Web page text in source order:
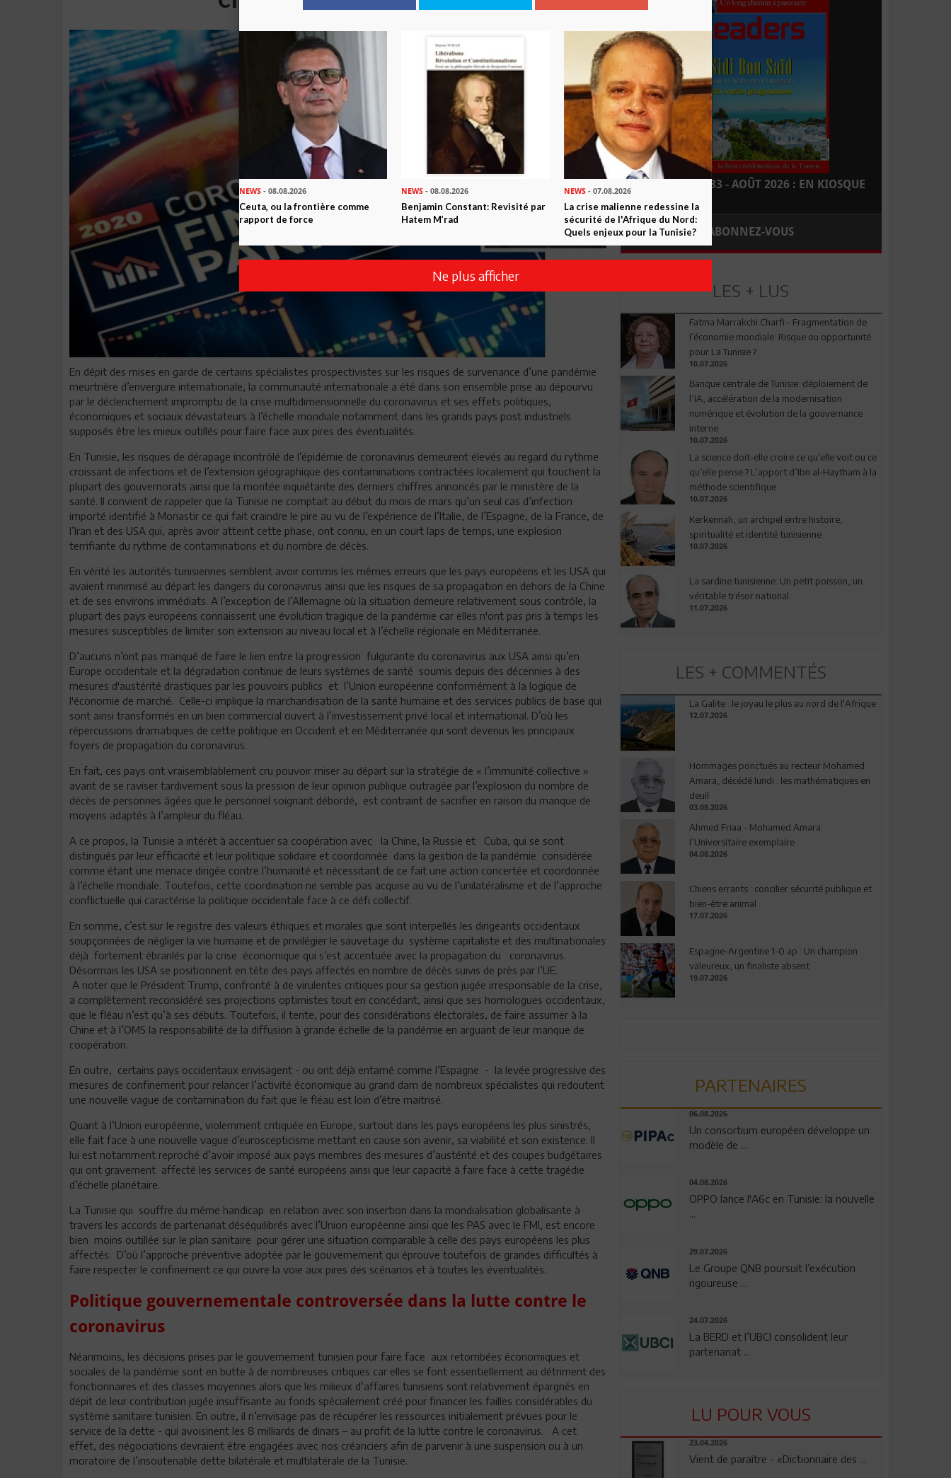
En dépit des mises en garde de certains spécialistes prospectivistes sur les risques de survenance d’une pandémie
meurtrière d’envergure internationale, la communauté internationale a été dans son ensemble prise au dépourvu
par le déclenchement impromptu de la crise multidimensionnelle du coronavirus et ses effets politiques,
économiques et sociaux dévastateurs à l’échelle mondiale notamment dans les grands pays post industriels
supposés être les mieux outillés pour faire face aux pires des éventualités.
En Tunisie, les risques de dérapage incontrôlé de l’épidémie de coronavirus demeurent élevés au regard du rythme
croissant de infections et de l’extension géographique des contaminations contractées localement qui touchent la
plupart des gouvernorats ainsi que la montée inquiétante des derniers chiffres annoncés par le ministère de la
santé. Il convient de rappeler que la Tunisie ne comptait au début du mois de mars qu’un seul cas d’infection
importé identifié à Monastir ce qui fait craindre le pire au vu de l’expérience de l’Italie, de l’Espagne, de la France, de
l’Iran et des USA qui, après avoir atteint cette phase, ont connu, en un court laps de temps, une explosion
terrifiante du rythme de contaminations et du nombre de décès.
En vérité les autorités tunisiennes semblent avoir commis les mêmes erreurs que les pays européens et les USA qui
avaient minimisé au départ les dangers du coronavirus ainsi que les risques de sa propagation en dehors de la Chine
et de ses environs immédiats. A l’exception de l’Allemagne où la situation demeure relativement sous contrôle, la
plupart des pays européens connaissent une évolution tragique de la pandémie car elles n'ont pas pris à temps les
mesures susceptibles de limiter son extension au niveau local et à l’échelle régionale en Méditerranée.
D’aucuns n’ont pas manqué de faire le lien entre la progression fulgurante du coronavirus aux USA ainsi qu’en
Europe occidentale et la dégradation continue de leurs systèmes de santé soumis depuis des décennies à des
mesures d'austérité drastiques par les pouvoirs publics et l’Union européenne conformément à la logique de
l'économie de marché. Celle-ci implique la marchandisation de la santé humaine et des services publics de base qui
sont ainsi transformés en un bien commercial ouvert à l’investissement privé local et international. D’où les
répercussions dramatiques de cette politique en Occident et en Méditerranée qui sont devenus les principaux
foyers de propagation du coronavirus.
En fait, ces pays ont vraisemblablement cru pouvoir miser au départ sur la stratégie de « l’immunité collective »
avant de se raviser tardivement sous la pression de leur opinion publique outragée par l’explosion du nombre de
décès de personnes âgées que le personnel soignant débordé, est contraint de sacrifier en raison du manque de
moyens adaptés à l’ampleur du fléau.
A ce propos, la Tunisie a intérêt à accentuer sa coopération avec la Chine, la Russie et Cuba, qui se sont
distingués par leur efficacité et leur politique solidaire et coordonnée dans la gestion de la pandémie considérée
comme étant une menace dirigée contre l’humanité et nécessitant de ce fait une action concertée et coordonnée
à l’échelle mondiale. Toutefois, cette coordination ne semble pas acquise au vu de l’unilatéralisme et de l’approche
conflictuelle qui caractérise la politique occidentale face à ce défi collectif.
En somme, c’est sur le registre des valeurs éthiques et morales que sont interpellés les dirigeants occidentaux
soupçonnées de négliger la vie humaine et de privilégier le sauvetage du système capitaliste et des multinationales
déjà fortement ébranlés par la crise économique qui s’est accentuée avec la propagation du coronavirus.
Désormais les USA se positionnent en tête des pays affectés en nombre de décès suivis de près par l’UE.
A noter que le Président Trump, confronté à de virulentes critiques pour sa gestion jugée irresponsable de la crise,
a complètement reconsidéré ses projections optimistes tout en concédant, ainsi que ses homologues occidentaux,
que le fléau n’est qu’à ses débuts. Toutefois, il tente, pour des considérations électorales, de faire assumer à la
Chine et à l’OMS la responsabilité de la diffusion à grande échelle de la pandémie en arguant de leur manque de
coopération.
En outre, certains pays occidentaux envisagent - ou ont déjà entamé comme l’Espagne - la levée progressive des
mesures de confinement pour relancer l’activité économique au grand dam de nombreux spécialistes qui redoutent
une nouvelle vague de contamination du fait que le fléau est loin d’être maitrisé.
Quant à l’Union européenne, violemment critiquée en Europe, surtout dans les pays européens les plus sinistrés,
elle fait face à une nouvelle vague d’euroscepticisme mettant en cause son avenir, sa viabilité et son existence. Il
lui est notamment reproché d’avoir imposé aux pays membres des mesures d’austérité et des coupes budgétaires
qui ont gravement affecté les services de santé européens ainsi que leur capacité à faire face à cette tragédie
d’échelle planétaire.
La Tunisie qui souffre du même handicap en relation avec son insertion dans la mondialisation globalisante à
travers les accords de partenariat déséquilibrés avec l’Union européenne ainsi que les PAS avec le FMI, est encore
bien moins outillée sur le plan sanitaire pour gérer une situation comparable à celle des pays européens les plus
affectés. D’où l’approche préventive adoptée par le gouvernement qui éprouve toutefois de grandes difficultés à
faire respecter le confinement ce qui ouvre la voie aux pires des scénarios et à toutes les éventualités.
Politique gouvernementale controversée dans la lutte contre le
coronavirus
Néanmoins, les décisions prises par le gouvernement tunisien pour faire face aux retombées économiques et
sociales de la pandémie sont en butte à de nombreuses critiques car elles se font essentiellement au détriment des
fonctionnaires et des classes moyennes alors que les milieux d’affaires tunisiens sont relativement épargnés en
dépit de leur contribution jugée insuffisante au fonds spécialement créé pour financer les failles considérables du
système sanitaire tunisien. En outre, il n’envisage pas de récupérer les ressources initialement prévues pour le
service de la dette - qui avoisinent les 8 milliards de dinars – au profit de la lutte contre le coronavirus. A cet
effet, des négociations devraient être engagées avec nos créanciers afin de parvenir à une suspension ou à un
moratoire de l’insoutenable dette bilatérale et multilatérale de la Tunisie.
LEADERS N° 183 - AOÛT 2026 : EN KIOSQUE
ABONNEZ-VOUS
LES + LUS
Fatma Marrakchi Charfi - Fragmentation de
l’économie mondiale: Risque ou opportunité
pour La Tunisie ?
10.07.2026
Banque centrale de Tunisie: déploiement de
l’IA, accélération de la modernisation
numérique et évolution de la gouvernance
interne
10.07.2026
La science doit-elle croire ce qu’elle voit ou ce
qu’elle pense ? L’apport d’Ibn al-Haytham à la
méthode scientifique
10.07.2026
Kerkennah, un archipel entre histoire,
spiritualité et identité tunisienne
10.07.2026
La sardine tunisienne: Un petit poisson, un
véritable trésor national
11.07.2026
LES + COMMENTÉS
La Galite : le joyau le plus au nord de l'Afrique
12.07.2026
Hommages ponctués au recteur Mohamed
Amara, décédé lundi : les mathématiques en
deuil
03.08.2026
Ahmed Friaa - Mohamed Amara:
l’Universitaire exemplaire
04.08.2026
Chiens errants : concilier sécurité publique et
bien-être animal
17.07.2026
Espagne-Argentine 1-0 ap : Un champion
valeureux, un finaliste absent
19.07.2026
PARTENAIRES
06.08.2026
Un consortium européen développe un
modèle de ...
04.08.2026
OPPO lance l'A6c en Tunisie: la nouvelle
...
29.07.2026
Le Groupe QNB poursuit l’exécution
rigoureuse ...
24.07.2026
La BERD et l’UBCI consolident leur
partenariat ...
LU POUR VOUS
23.04.2026
Vient de paraître - «Dictionnaire des ...
NEWS - 08.08.2026
Ceuta, ou la frontière comme
rapport de force
NEWS - 08.08.2026
Benjamin Constant: Revisité par
Hatem M’rad
NEWS- 07.08.2026
La crise malienne redessine la
sécurité de l'Afrique du Nord:
Quels enjeux pour la Tunisie?
Ne plus afficher